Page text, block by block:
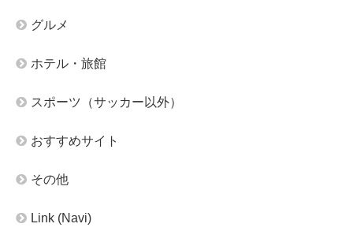
グルメ
ホテル・旅館
スポーツ（サッカー以外）
おすすめサイト
その他
Link (Navi)